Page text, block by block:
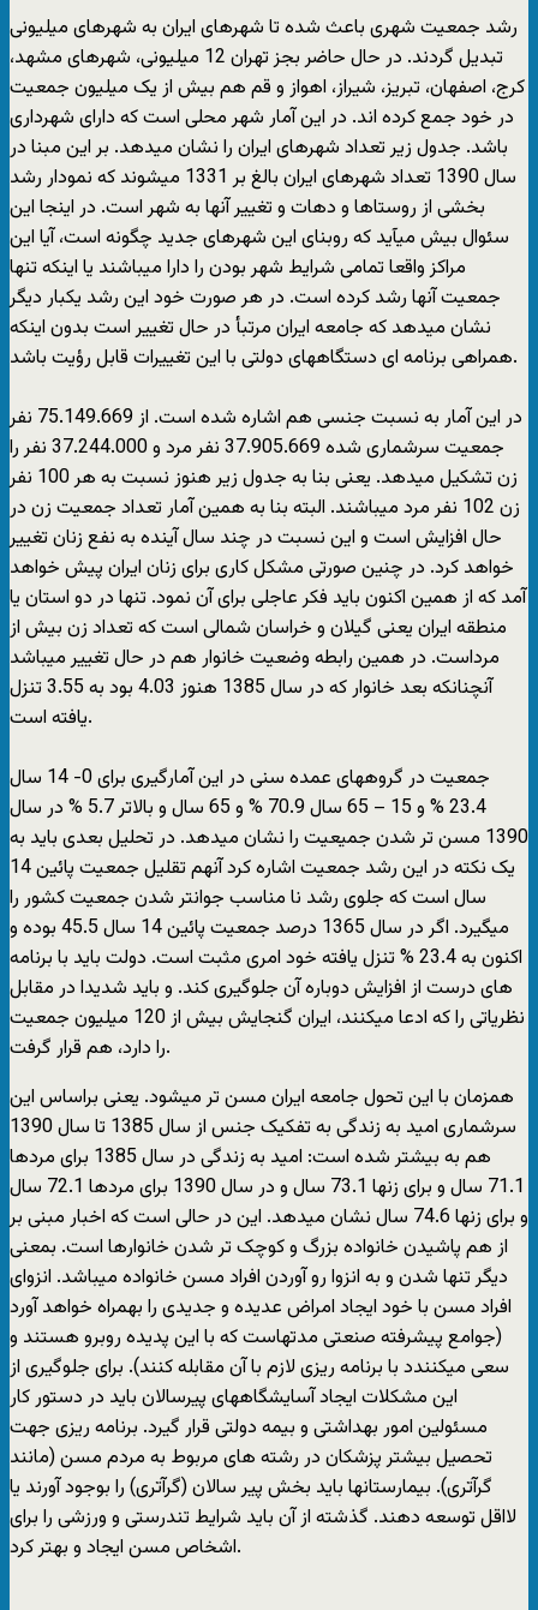
رشد جمعیت شهری باعث شده تا شهرهای ایران به شهرهای میلیونی
تبدیل گردند. در حال حاضر بجز تهران 12 میلیونی، شهرهای مشهد،
کرج، اصفهان، تبریز، شیراز، اهواز و قم هم بیش از یک میلیون جمعیت
در خود جمع کرده اند. در این آمار شهر محلی است که دارای شهرداری
باشد. جدول زیر تعداد شهرهای ایران را نشان میدهد. بر این مبنا در
سال 1390 تعداد شهرهای ایران بالغ بر 1331 میشوند که نمودار رشد
بخشی از روستاها و دهات و تغییر آنها به شهر است. در اینجا این
سئوال بیش میآید که روبنای این شهرهای جدید چگونه است، آیا این
مراکز واقعا تمامی شرایط شهر بودن را دارا میباشند یا اینکه تنها
جمعیت آنها رشد کرده است. در هر صورت خود این رشد یکبار دیگر
نشان میدهد که جامعه ایران مرتبأ در حال تغییر است بدون اینکه
همراهی برنامه ای دستگاههای دولتی با این تغییرات قابل رؤیت باشد.
در این آمار به نسبت جنسی هم اشاره شده است. از 75.149.669 نفر
جمعیت سرشماری شده 37.905.669 نفر مرد و 37.244.000 نفر را
زن تشکیل میدهد. یعنی بنا به جدول زیر هنوز نسبت به هر 100 نفر
زن 102 نفر مرد میباشند. البته بنا به همین آمار تعداد جمعیت زن در
حال افزایش است و این نسبت در چند سال آینده به نفع زنان تغییر
خواهد کرد. در چنین صورتی مشکل کاری برای زنان ایران پیش خواهد
آمد که از همین اکنون باید فکر عاجلی برای آن نمود. تنها در دو استان یا
منطقه ایران یعنی گیلان و خراسان شمالی است که تعداد زن بیش از
مرداست. در همین رابطه وضعیت خانوار هم در حال تغییر میباشد
آنچنانکه بعد خانوار که در سال 1385 هنوز 4.03 بود به 3.55 تنزل
یافته است.
جمعیت در گروههای عمده سنی در این آمارگیری برای 0- 14 سال
23.4 % و 15 – 65 سال 70.9 % و 65 سال و بالاتر 5.7 % در سال
1390 مسن تر شدن جمیعیت را نشان میدهد. در تحلیل بعدی باید به
یک نکته در این رشد جمعیت اشاره کرد آنهم تقلیل جمعیت پائین 14
سال است که جلوی رشد نا مناسب جوانتر شدن جمعیت کشور را
میگیرد. اگر در سال 1365 درصد جمعیت پائین 14 سال 45.5 بوده و
اکنون به 23.4 % تنزل یافته خود امری مثبت است. دولت باید با برنامه
های درست از افزایش دوباره آن جلوگیری کند. و باید شدیدا در مقابل
نظریاتی را که ادعا میکنند، ایران گنجایش بیش از 120 میلیون جمعیت
را دارد، هم قرار گرفت.
همزمان با این تحول جامعه ایران مسن تر میشود. یعنی براساس این
سرشماری امید به زندگی به تفکیک جنس از سال 1385 تا سال 1390
هم به بیشتر شده است: امید به زندگی در سال 1385 برای مردها
71.1 سال و برای زنها 73.1 سال و در سال 1390 برای مردها 72.1 سال
و برای زنها 74.6 سال نشان میدهد. این در حالی است که اخبار مبنی بر
از هم پاشیدن خانواده بزرگ و کوچک تر شدن خانوارها است. بمعنی
دیگر تنها شدن و به انزوا رو آوردن افراد مسن خانواده میباشد. انزوای
افراد مسن با خود ایجاد امراض عدیده و جدیدی را بهمراه خواهد آورد
(جوامع پیشرفته صنعتی مدتهاست که با این پدیده روبرو هستند و
سعی میکنندد با برنامه ریزی لازم با آن مقابله کنند). برای جلوگیری از
این مشکلات ایجاد آسایشگاههای پیرسالان باید در دستور کار
مسئولین امور بهداشتی و بیمه دولتی قرار گیرد. برنامه ریزی جهت
تحصیل بیشتر پزشکان در رشته های مربوط به مردم مسن (مانند
گرآتری). بیمارستانها باید بخش پیر سالان (گرآتری) را بوجود آورند یا
لااقل توسعه دهند. گذشته از آن باید شرایط تندرستی و ورزشی را برای
اشخاص مسن ایجاد و بهتر کرد.